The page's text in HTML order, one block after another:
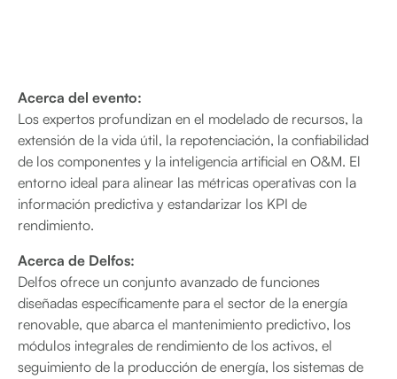
Acerca del evento:
Los expertos profundizan en el modelado de recursos, la
extensión de la vida útil, la repotenciación, la confiabilidad
de los componentes y la inteligencia artificial en O&M. El
entorno ideal para alinear las métricas operativas con la
información predictiva y estandarizar los KPI de
rendimiento.
Acerca de Delfos:
Delfos ofrece un conjunto avanzado de funciones
diseñadas específicamente para el sector de la energía
renovable, que abarca el mantenimiento predictivo, los
módulos integrales de rendimiento de los activos, el
seguimiento de la producción de energía, los sistemas de